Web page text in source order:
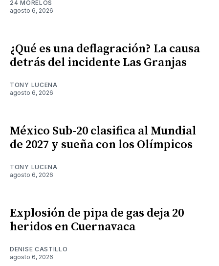
24 MORELOS
agosto 6, 2026
¿Qué es una deflagración? La causa
detrás del incidente Las Granjas
TONY LUCENA
agosto 6, 2026
México Sub-20 clasifica al Mundial
de 2027 y sueña con los Olímpicos
TONY LUCENA
agosto 6, 2026
Explosión de pipa de gas deja 20
heridos en Cuernavaca
DENISE CASTILLO
agosto 6, 2026